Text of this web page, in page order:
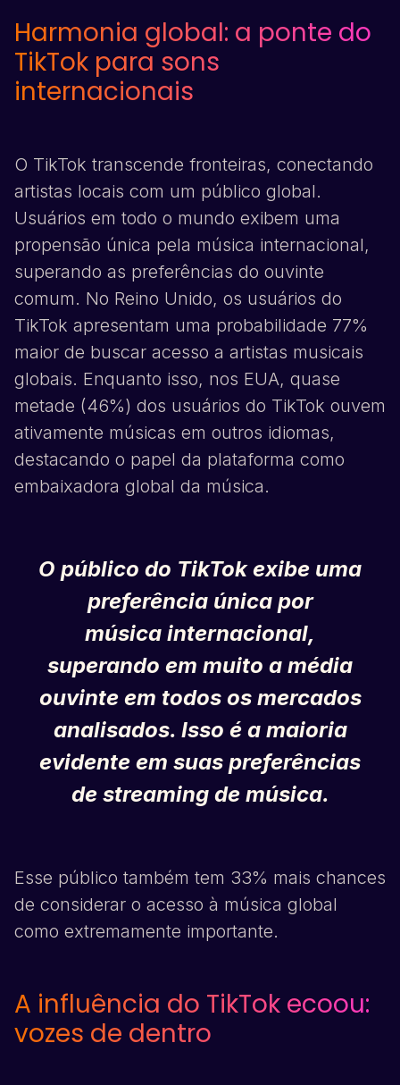
Harmonia global: a ponte do
TikTok para sons
internacionais
O TikTok transcende fronteiras, conectando
artistas locais com um público global.
Usuários em todo o mundo exibem uma
propensão única pela música internacional,
superando as preferências do ouvinte
comum. No Reino Unido, os usuários do
TikTok apresentam uma probabilidade 77%
maior de buscar acesso a artistas musicais
globais. Enquanto isso, nos EUA, quase
metade (46%) dos usuários do TikTok ouvem
ativamente músicas em outros idiomas,
destacando o papel da plataforma como
embaixadora global da música.
O público do TikTokexibe uma
preferência única por
música internacional,
superando em muito a média
ouvinte em todos os mercados
analisados. Isso é a maioria
evidente em suas preferências
de streaming de música.
Esse público também tem 33% mais chances
de considerar o acesso à música global
como extremamente importante.
A influência do TikTok ecoou:
vozes de dentro